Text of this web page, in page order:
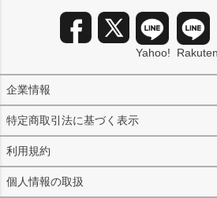
企業情報
特定商取引法に基づく表示
利用規約
個人情報の取扱
Yahoo! Rakuten